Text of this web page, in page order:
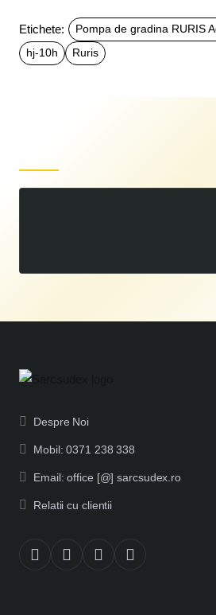
Etichete:
Pompa de gradina RURIS
hj-10h
Ruris
Despre Noi
Mobil: 0371 238 338
Email: office [@] sarcsudex.ro
Relatii cu clientii